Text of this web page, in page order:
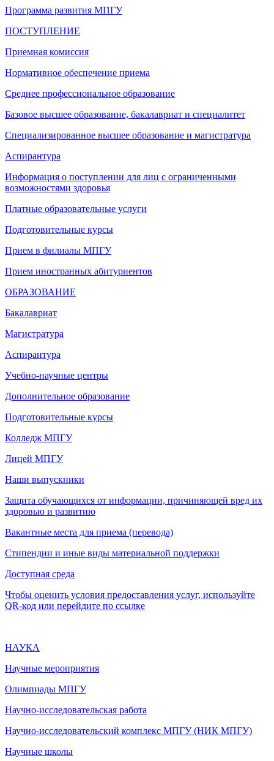
Программа развития МПГУ
ПОСТУПЛЕНИЕ
Приемная комиссия
Нормативное обеспечение приема
Среднее профессиональное образование
Базовое высшее образование, бакалавриат и специалитет
Специализированное высшее образование и магистратура
Аспирантура
Информация о поступлении для лиц с ограниченными
возможностями здоровья
Платные образовательные услуги
Подготовительные курсы
Прием в филиалы МПГУ
Прием иностранных абитуриентов
ОБРАЗОВАНИЕ
Бакалавриат
Магистратура
Аспирантура
Учебно-научные центры
Дополнительное образование
Подготовительные курсы
Колледж МПГУ
Лицей МПГУ
Наши выпускники
Защита обучающихся от информации, причиняющей вред их
здоровью и развитию
Вакантные места для приема (перевода)
Стипендии и иные виды материальной поддержки
Доступная среда
Чтобы оценить условия предоставления услуг, используйте
QR-код или перейдите по ссылке
НАУКА
Научные мероприятия
Олимпиады МПГУ
Научно-исследовательская работа
Научно-исследовательский комплекс МПГУ (НИК МПГУ)
Научные школы